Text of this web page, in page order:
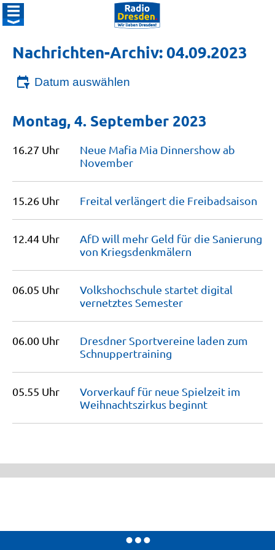
Nachrichten-Archiv: 04.09.2023
Datum auswählen
Montag, 4. September 2023
16.27 Uhr
Neue Mafia Mia Dinnershow ab
November
15.26 Uhr Freital verlängert die Freibadsaison
12.44 Uhr
AfD will mehr Geld für die Sanierung
von Kriegsdenkmälern
06.05 Uhr
Volkshochschule startet digital
vernetztes Semester
06.00 Uhr
Dresdner Sportvereine laden zum
Schnuppertraining
05.55 Uhr
Vorverkauf für neue Spielzeit im
Weihnachtszirkus beginnt